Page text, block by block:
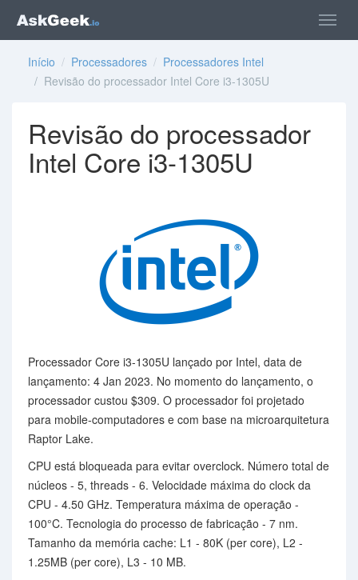
Início / Processadores / Processadores Intel
/ Revisão do processador Intel Core i3-1305U
Revisão do processador
Intel Core i3-1305U
Processador Core i3-1305U lançado por Intel, data de
lançamento: 4 Jan 2023. No momento do lançamento, o
processador custou $309. O processador foi projetado
para mobile-computadores e com base na microarquitetura
Raptor Lake.
CPU está bloqueada para evitar overclock. Número total de
núcleos - 5, threads - 6. Velocidade máxima do clock da
CPU - 4.50 GHz. Temperatura máxima de operação -
100°C. Tecnologia do processo de fabricação - 7 nm.
Tamanho da memória cache: L1 - 80K (per core), L2 -
1.25MB (per core), L3 - 10 MB.